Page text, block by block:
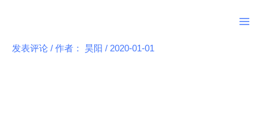
发表评论 / 作者： 昊阳 / 2020-01-01
Post